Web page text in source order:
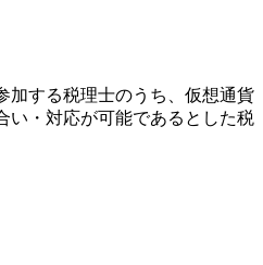
加する税理士のうち、仮想通貨
い・対応が可能であるとした税